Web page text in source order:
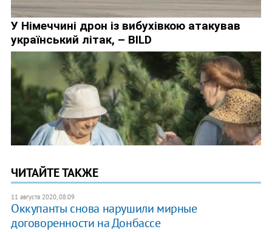
ЧИТАЙТЕ ТАКЖЕ
11 августа 2020, 08:09
Оккупанты снова нарушили мирные
договоренности на Донбассе